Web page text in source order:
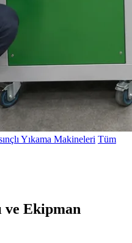
Yıkama Makineleri Tüm
ve Ekipman